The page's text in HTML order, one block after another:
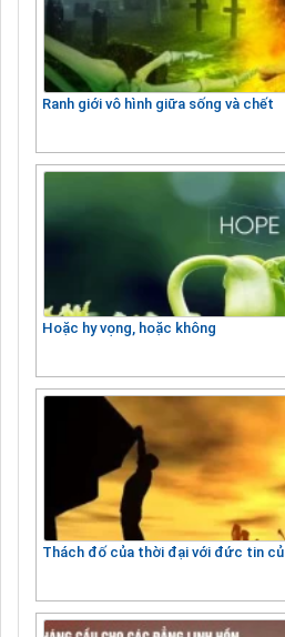
Ranh giới vô hình giữa sống và chết
Hoặc hy vọng, hoặc không
Thách đố của thời đại với đức tin